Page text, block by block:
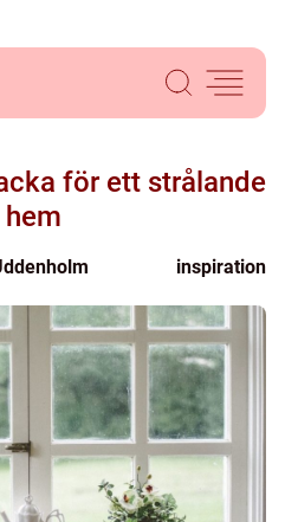
för ett strålande
hem
inspiration